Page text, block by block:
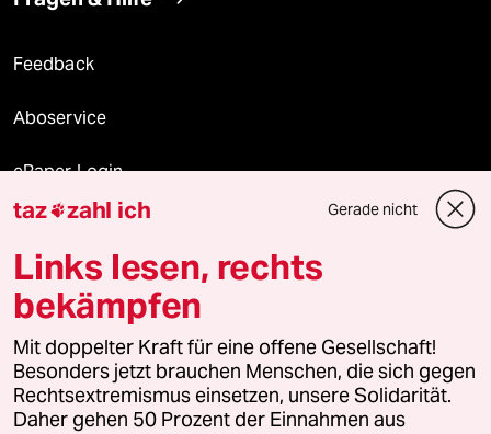
Feedback
Aboservice
ePaper Login
Downloads für Abonnierende
© 2026 taz Verlags und Vertriebs GmbH
Alle Rechte vorbehalten. Bei rechtlichen Fragen oder für Genehmigungen
wenden Sie sich bitte an
lizenzen@taz.de
Feedback Redaktionsstatut Kommune-Richtlinien
taz zahl ich Gerade nicht
Links lesen, rechts
bekämpfen
Mit doppelter Kraft für eine offene Gesellschaft!
Besonders jetzt brauchen Menschen, die sich gegen
Rechtsextremismus einsetzen, unsere Solidarität.
Daher gehen 50 Prozent der Einnahmen aus